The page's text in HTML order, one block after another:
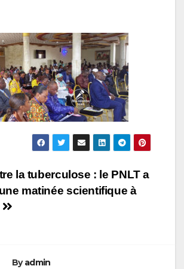
la tuberculose : le PNLT a
matinée scientifique à
Byadmin